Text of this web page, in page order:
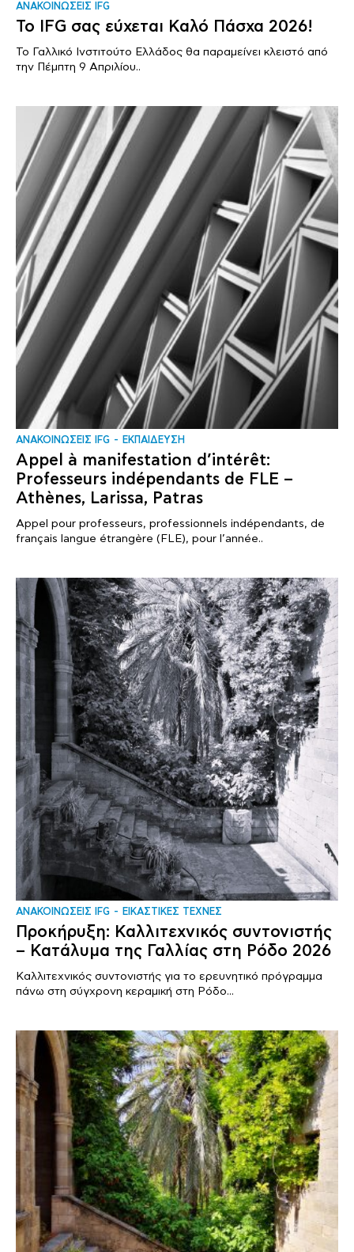
ΑΝΑΚΟΙΝΩΣΕΙΣ IFG
Το IFG σας εύχεται Καλό Πάσχα 2026!
Το Γαλλικό Ινστιτούτο Ελλάδος θα παραμείνει κλειστό από
την Πέμπτη 9 Απριλίου..
ΑΝΑΚΟΙΝΩΣΕΙΣ IFG ΕΚΠΑΙΔΕΥΣΗ
Appel à manifestation d’intérêt:
Professeurs indépendants de FLE –
Athènes, Larissa, Patras
Appel pour professeurs, professionnels indépendants, de
français langue étrangère (FLE), pour l’année..
ΑΝΑΚΟΙΝΩΣΕΙΣ IFG ΕΙΚΑΣΤΙΚΕΣ ΤΕΧΝΕΣ
Προκήρυξη: Καλλιτεχνικός συντονιστής
– Κατάλυμα της Γαλλίας στη Ρόδο 2026
Καλλιτεχνικός συντονιστής για το ερευνητικό πρόγραμμα
πάνω στη σύγχρονη κεραμική στη Ρόδο...